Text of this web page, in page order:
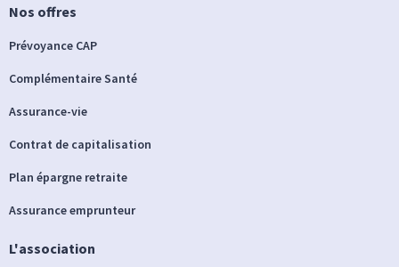
Nos offres
Prévoyance CAP
Complémentaire Santé
Assurance-vie
Contrat de capitalisation
Plan épargne retraite
Assurance emprunteur
L'association